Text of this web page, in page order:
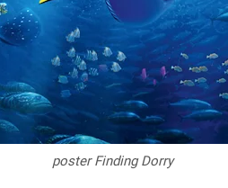
poster Finding Dorry